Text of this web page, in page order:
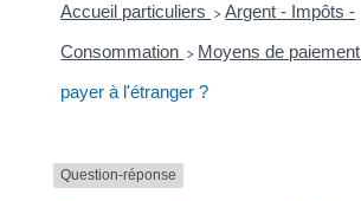
Accueil particuliers > Argent - Impôts -
Consommation > Moyens de paiement
payer à l'étranger ?
Question-réponse